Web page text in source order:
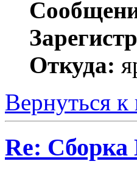
Откуда:
Вернуться к
Re: Сборка